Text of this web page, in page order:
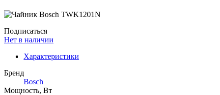
Подписаться
Нет в наличии
Характеристики
Бренд
Bosch
Мощность, Вт